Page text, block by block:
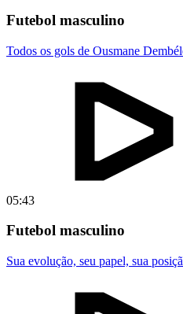
Futebol masculino
Todos os gols de Ousmane
05:43
Futebol masculino
Sua evolução, seu papel, sua